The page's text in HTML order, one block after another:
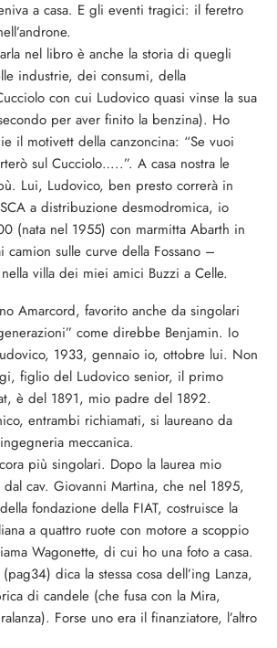
a casa. E gli eventi tragici: il feretro
nel libro è anche la storia di quegli
industrie, dei consumi, della
con cui Ludovico quasi vinse la sua
per aver finito la benzina). Ho
il motivett della canzoncina: “Se vuoi
sul Cucciolo…..”. A casa nostra le
Lui, Ludovico, ben presto correrà in
a distribuzione desmodromica, io
(nata nel 1955) con marmitta Abarth in
camion sulle curve della Fossano –
villa dei miei amici Buzzi a Celle.
Amarcord, favorito anche da singolari
come direbbe Benjamin. Io
1933, gennaio io, ottobre lui. Non
figlio del Ludovico senior, il primo
è del 1891, mio padre del 1892.
entrambi richiamati, si laureano da
meccanica.
più singolari. Dopo la laurea mio
dal cav. Giovanni Martina, che nel 1895,
fondazione della FIAT, costruisce la
a quattro ruote con motore a scoppio
Wagonette, di cui ho una foto a casa.
dica la stessa cosa dell’ing Lanza,
di candele (che fusa con la Mira,
Forse uno era il finanziatore, l’altro